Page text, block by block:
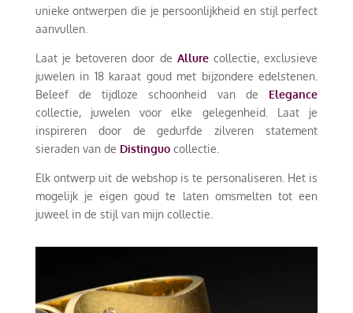
unieke ontwerpen die je persoonlijkheid en stijl perfect
aanvullen.
Laat je betoveren door de Allurecollectie, exclusieve
juwelen in 18 karaat goud met bijzondere edelstenen.
Beleef de tijdloze schoonheid van de Elegance
collectie, juwelen voor elke gelegenheid. Laat je
inspireren door de gedurfde zilveren statement
sieraden van de Distinguocollectie.
Elk ontwerp uit de webshop is te personaliseren. Het is
mogelijk je eigen goud te laten omsmelten tot een
juweel in de stijl van mijn collectie.